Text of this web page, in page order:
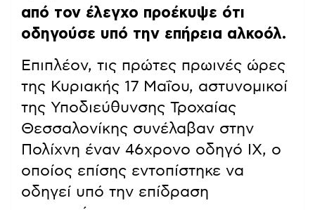
από τον έλεγχο προέκυψε ότι
οδηγούσε υπό την επήρεια αλκοόλ.
Επιπλέον, τις πρώτες πρωινές ώρες
της Κυριακής 17 Μαΐου, αστυνομικοί
της Υποδιεύθυνσης Τροχαίας
Θεσσαλονίκης συνέλαβαν στην
Πολίχνη έναν 46χρονο οδηγό ΙΧ, ο
οποίος επίσης εντοπίστηκε να
οδηγεί υπό την επίδραση